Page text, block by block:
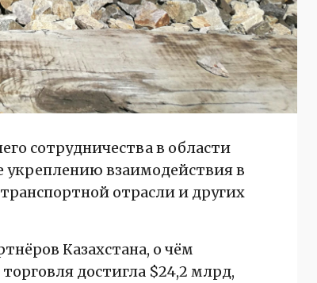
сотрудничества в области
укреплению взаимодействия в
отрасли и других
Казахстана, о чём
достигла $24,2 млрд,